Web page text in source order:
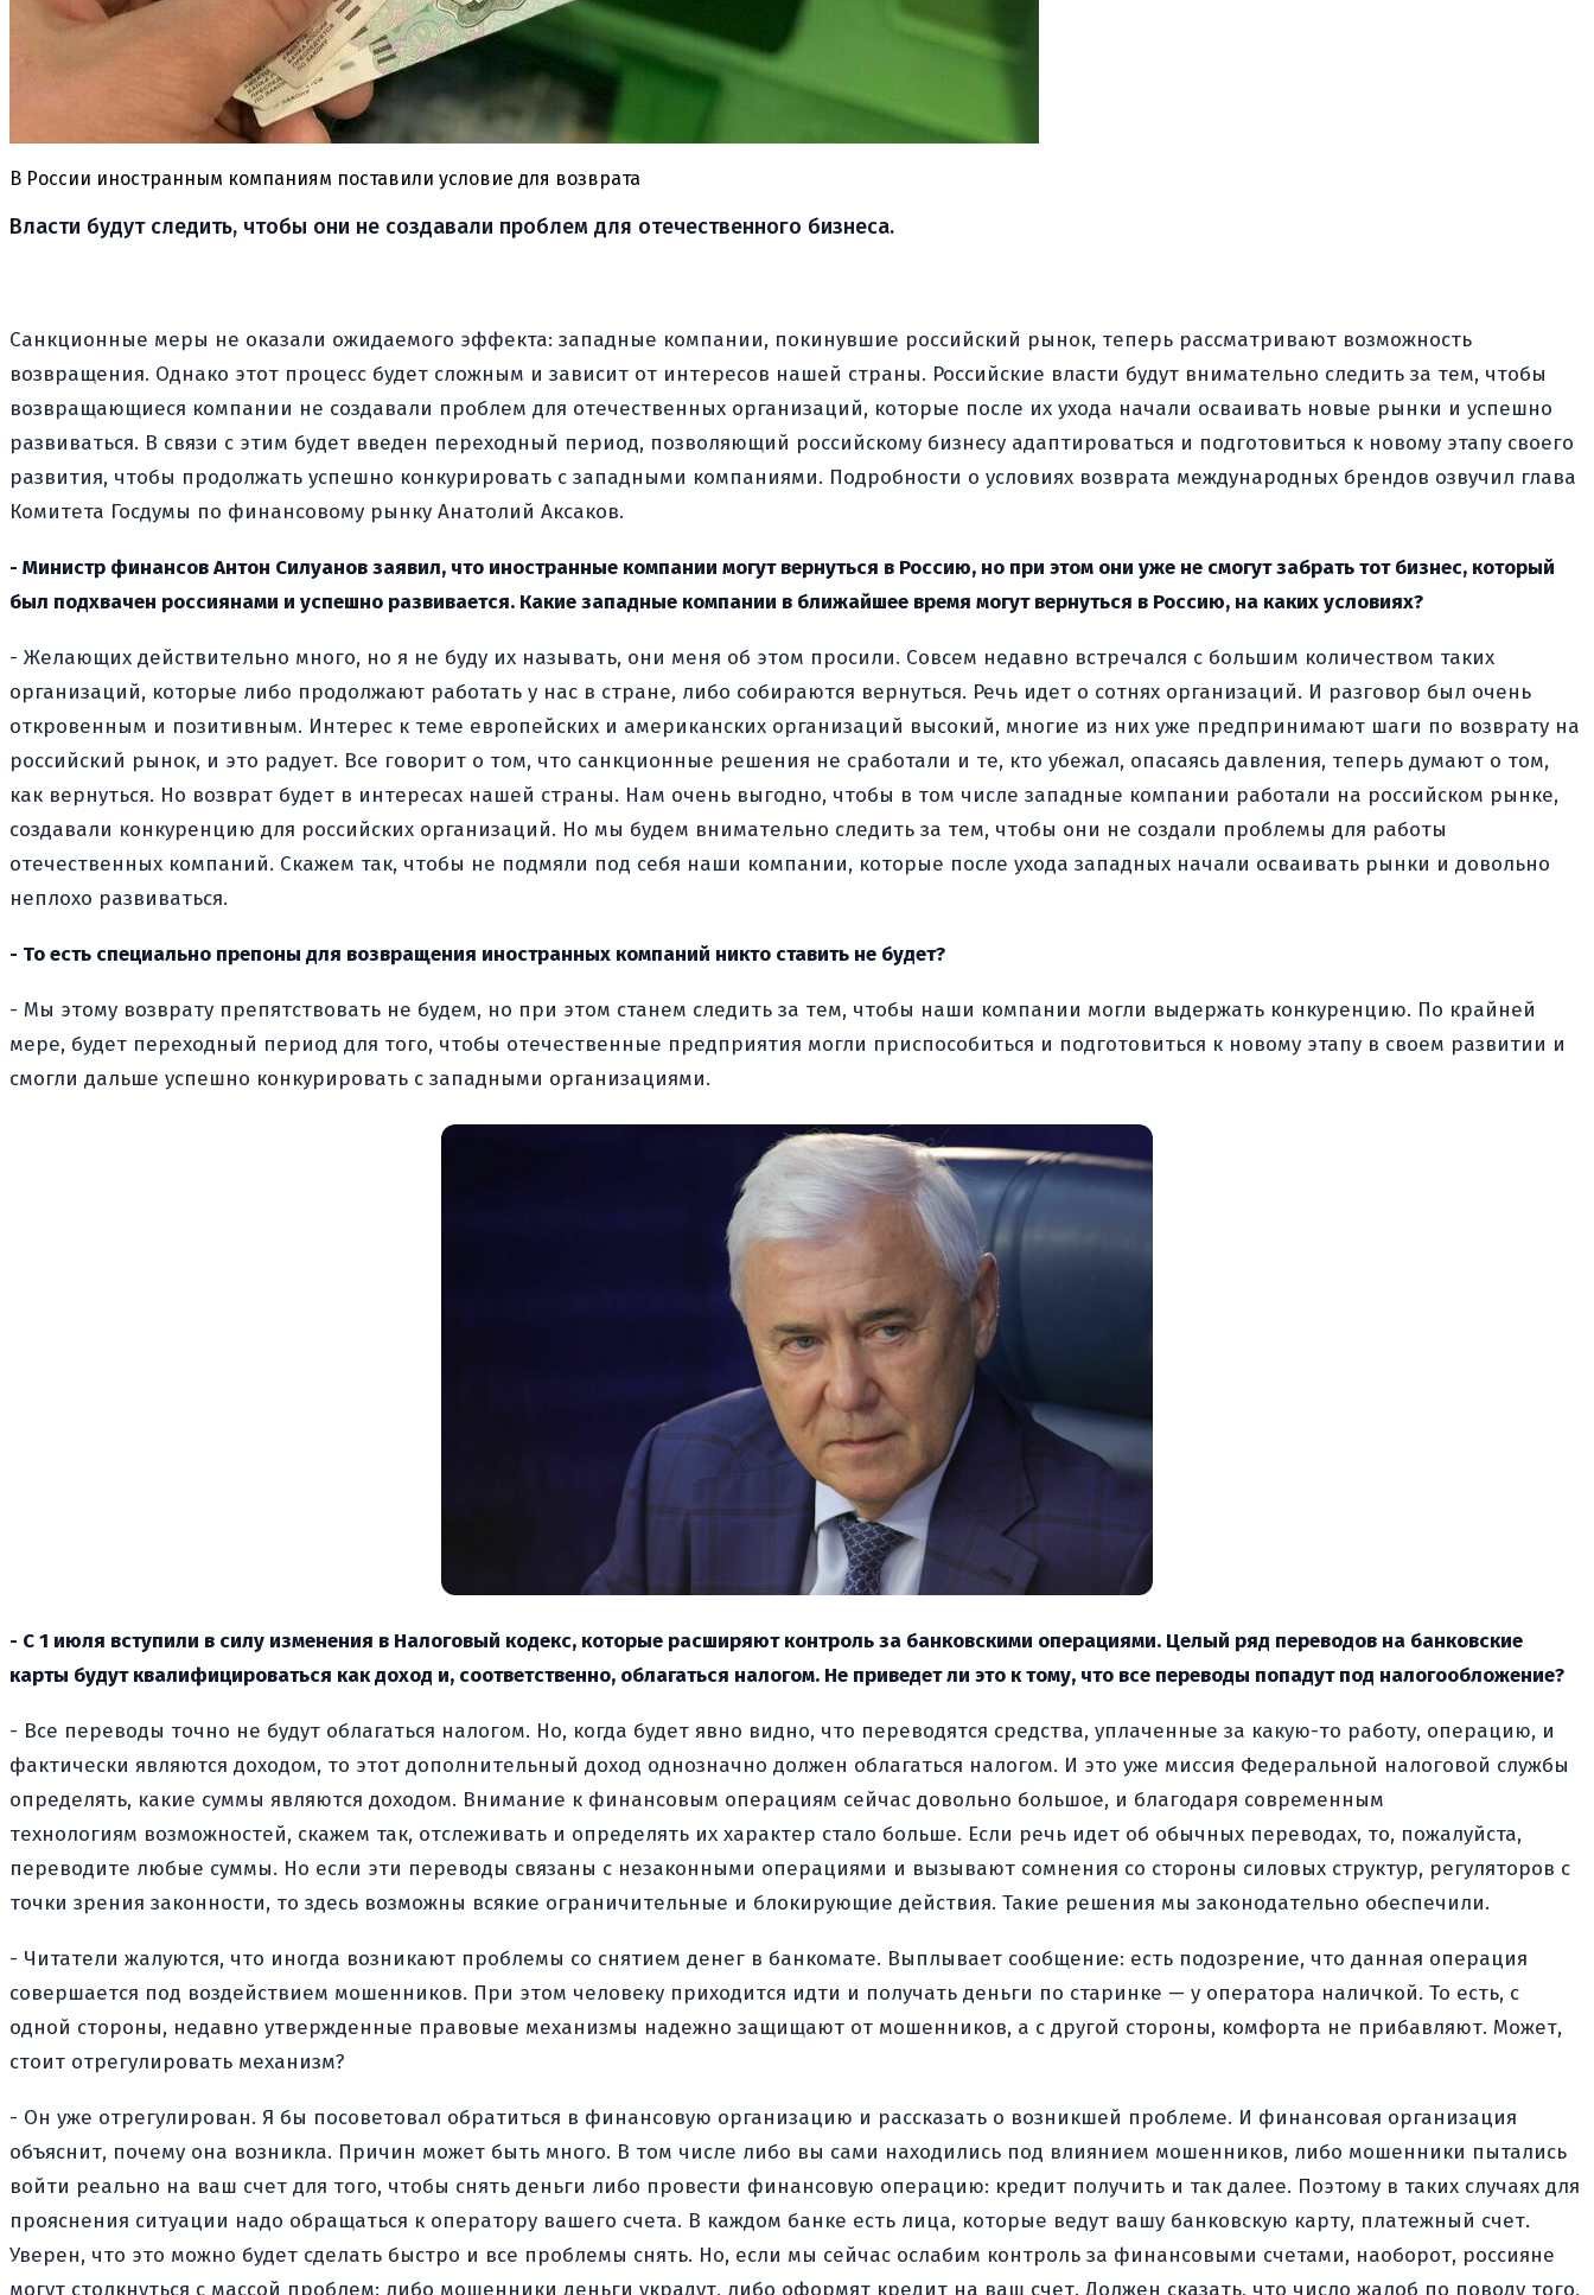
В России иностранным компаниям поставили условие для возврата
Власти будут следить, чтобы они не создавали проблем для отечественного бизнеса.
Санкционные меры не оказали ожидаемого эффекта: западные компании, покинувшие российский рынок, теперь рассматривают возможность
возвращения. Однако этот процесс будет сложным и зависит от интересов нашей страны. Российские власти будут внимательно следить за тем, чтобы
возвращающиеся компании не создавали проблем для отечественных организаций, которые после их ухода начали осваивать новые рынки и успешно
развиваться. В связи с этим будет введен переходный период, позволяющий российскому бизнесу адаптироваться и подготовиться к новому этапу своего
развития, чтобы продолжать успешно конкурировать с западными компаниями. Подробности о условиях возврата международных брендов озвучил глава
Комитета Госдумы по финансовому рынку Анатолий Аксаков.
- Министр финансов Антон Силуанов заявил, что иностранные компании могут вернуться в Россию, но при этом они уже не смогут забрать тот бизнес, который
был подхвачен россиянами и успешно развивается. Какие западные компании в ближайшее время могут вернуться в Россию, на каких условиях?
- Желающих действительно много, но я не буду их называть, они меня об этом просили. Совсем недавно встречался с большим количеством таких
организаций, которые либо продолжают работать у нас в стране, либо собираются вернуться. Речь идет о сотнях организаций. И разговор был очень
откровенным и позитивным. Интерес к теме европейских и американских организаций высокий, многие из них уже предпринимают шаги по возврату на
российский рынок, и это радует. Все говорит о том, что санкционные решения не сработали и те, кто убежал, опасаясь давления, теперь думают о том,
как вернуться. Но возврат будет в интересах нашей страны. Нам очень выгодно, чтобы в том числе западные компании работали на российском рынке,
создавали конкуренцию для российских организаций. Но мы будем внимательно следить за тем, чтобы они не создали проблемы для работы
отечественных компаний. Скажем так, чтобы не подмяли под себя наши компании, которые после ухода западных начали осваивать рынки и довольно
неплохо развиваться.
- То есть специально препоны для возвращения иностранных компаний никто ставить не будет?
- Мы этому возврату препятствовать не будем, но при этом станем следить за тем, чтобы наши компании могли выдержать конкуренцию. По крайней
мере, будет переходный период для того, чтобы отечественные предприятия могли приспособиться и подготовиться к новому этапу в своем развитии и
смогли дальше успешно конкурировать с западными организациями.
- С 1 июля вступили в силу изменения в Налоговый кодекс, которые расширяют контроль за банковскими операциями. Целый ряд переводов на банковские
карты будут квалифицироваться как доход и, соответственно, облагаться налогом. Не приведет ли это к тому, что все переводы попадут под налогообложение?
- Все переводы точно не будут облагаться налогом. Но, когда будет явно видно, что переводятся средства, уплаченные за какую-то работу, операцию, и
фактически являются доходом, то этот дополнительный доход однозначно должен облагаться налогом. И это уже миссия Федеральной налоговой службы
определять, какие суммы являются доходом. Внимание к финансовым операциям сейчас довольно большое, и благодаря современным
технологиям возможностей, скажем так, отслеживать и определять их характер стало больше. Если речь идет об обычных переводах, то, пожалуйста,
переводите любые суммы. Но если эти переводы связаны с незаконными операциями и вызывают сомнения со стороны силовых структур, регуляторов с
точки зрения законности, то здесь возможны всякие ограничительные и блокирующие действия. Такие решения мы законодательно обеспечили.
- Читатели жалуются, что иногда возникают проблемы со снятием денег в банкомате. Выплывает сообщение: есть подозрение, что данная операция
совершается под воздействием мошенников. При этом человеку приходится идти и получать деньги по старинке — у оператора наличкой. То есть, с
одной стороны, недавно утвержденные правовые механизмы надежно защищают от мошенников, а с другой стороны, комфорта не прибавляют. Может,
стоит отрегулировать механизм?
- Он уже отрегулирован. Я бы посоветовал обратиться в финансовую организацию и рассказать о возникшей проблеме. И финансовая организация
объяснит, почему она возникла. Причин может быть много. В том числе либо вы сами находились под влиянием мошенников, либо мошенники пытались
войти реально на ваш счет для того, чтобы снять деньги либо провести финансовую операцию: кредит получить и так далее. Поэтому в таких случаях для
прояснения ситуации надо обращаться к оператору вашего счета. В каждом банке есть лица, которые ведут вашу банковскую карту, платежный счет.
Уверен, что это можно будет сделать быстро и все проблемы снять. Но, если мы сейчас ослабим контроль за финансовыми счетами, наоборот, россияне
могут столкнуться с массой проблем: либо мошенники деньги украдут, либо оформят кредит на ваш счет. Должен сказать, что число жалоб по поводу того,